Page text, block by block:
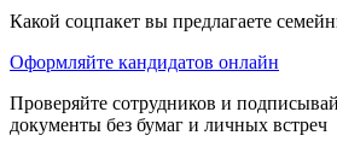
Какой соцпакет вы предлагаете
Оформляйте кандидатов онлайн
Проверяйте сотрудников и
документы без бумаг и личных встреч